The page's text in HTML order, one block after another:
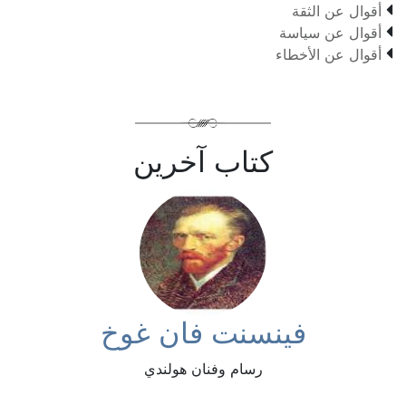
 أقوال عن الثقة
 أقوال عن سياسة
 أقوال عن الأخطاء
كتاب آخرين
فينسنت فان غوخ
رسام وفنان هولندي